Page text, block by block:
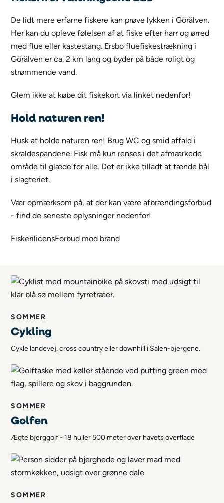
De lidt mere erfarne fiskere kan prøve lykken i Görälven.
Her kan du opleve følelsen af at fiske efter harr og ørred
med flue eller kastestang. Ersbo fluefiskestrækning i
Görälven er ca. 2 km lang og byder på både roligt og
strømmende vand.
Glem ikke at købe dit fiskekort via linket nedenfor!
Hold naturen ren!
Husk at holde naturen ren! Brug WC og smid affald i
skraldespandene. Fisk må kun renses i det afmærkede
område til glæde for alle. Det er ikke tilladt at tænde bål
i slagteriet.
Vær opmærksom på, at der kan være afbrændingsforbud
- find de seneste oplysninger nedenfor!
FiskerilicensForbud mod brand
SOMMER
Cykling
Cykle landevej, cross country eller downhill i Sälen-bjergene.
SOMMER
Golfen
Ægte bjerggolf - 18 huller 500 meter over havets overflade
SOMMER